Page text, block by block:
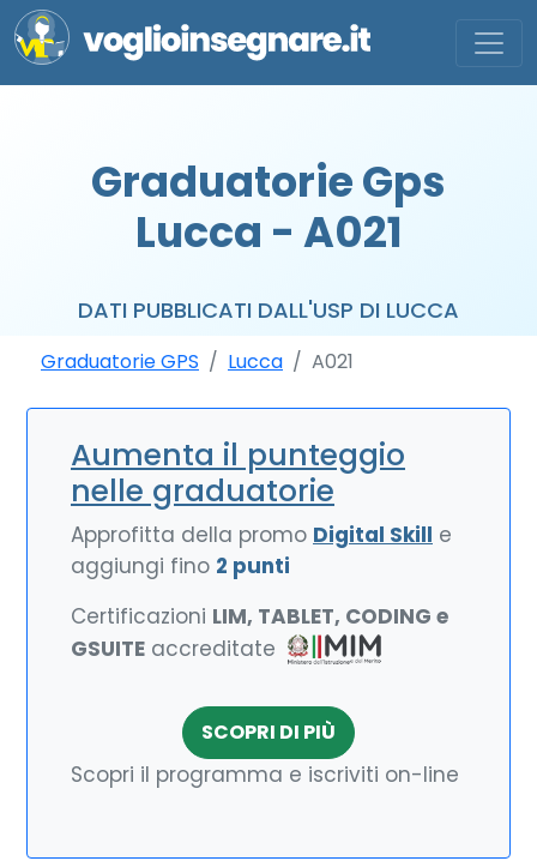
Graduatorie Gps
Lucca - A021
DATI PUBBLICATI DALL'USP DI LUCCA
Graduatorie GPS Lucca A021
Aumenta il punteggio
nelle graduatorie
Approfitta della promo Digital Skill e
aggiungi fino 2 punti
Certificazioni LIM, TABLET, CODING e
GSUITE accreditate
SCOPRI DI PIÙ
Scopri il programma e iscriviti on-line